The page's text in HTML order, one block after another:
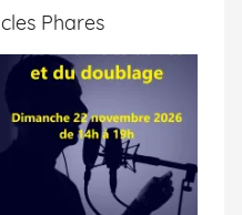
Phares